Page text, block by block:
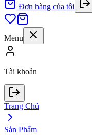
Đơn hàng của tôi
Menu
Tài khoản
Trang Chủ
Sản Phẩm